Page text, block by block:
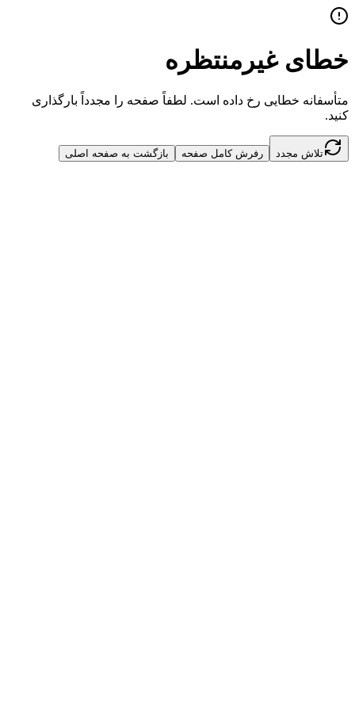
خطای غیرمنتظره
متأسفانه خطایی رخ داده است. لطفاً صفحه را مجدداً بارگذاری
کنید.
تلاش مجدد رفرش کامل صفحه بازگشت به صفحه اصلی